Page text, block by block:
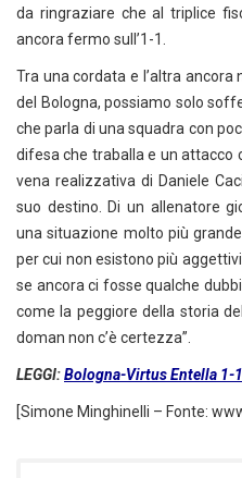
da ringraziare che al triplice
ancora fermo sull’1-1.
Tra una cordata e l’altra
del Bologna, possiamo solo
che parla di una squadra con
difesa che traballa e un attacco
vena realizzativa di Daniele
suo destino. Di un allenatore
una situazione molto più
per cui non esistono più
se ancora ci fosse qualche
come la peggiore della storia
doman non c’è certezza”.
LEGGI:Bologna-Virtus Entella 1-
[Simone Minghinelli – Fonte: